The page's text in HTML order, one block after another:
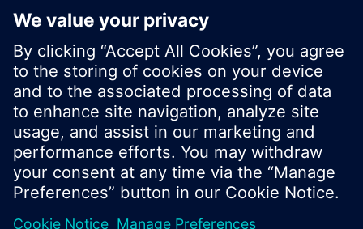
© Siemens Switzerland Ltd. 2018
I prodotti e i pressi possono variare a seconda del